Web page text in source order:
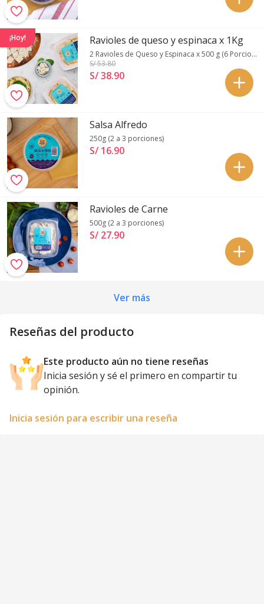
Nota: Nuestras pastas llegan congeladas, y puedes
almacenarlas en la congeladora, su vida útil en
congelación es de 6 meses.
¡Hoy! Ravioles de queso y espinaca x 1Kg
2 Ravioles de Queso y Espinaca x 500 g (6 Porciones)
S/ 53.80
S/ 38.90
Salsa Alfredo
250g (2 a 3 porciones)
S/ 16.90
Ravioles de Carne
500g (2 a 3 porciones)
S/ 27.90
Ver más
Reseñas del producto
Este producto aún no tiene reseñas
Inicia sesión y sé el primero en compartir tu
opinión.
Inicia sesión para escribir una reseña